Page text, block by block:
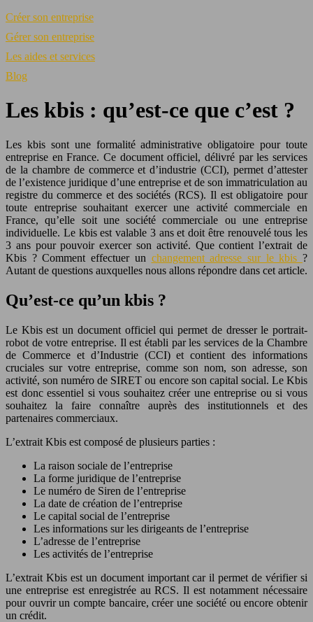
Créer son entreprise
Gérer son entreprise
Les aides et services
Blog
Les kbis : qu’est-ce que c’est ?
Les kbis sont une formalité administrative obligatoire pour toute
entreprise en France. Ce document officiel, délivré par les services
de la chambre de commerce et d’industrie (CCI), permet d’attester
de l’existence juridique d’une entreprise et de son immatriculation au
registre du commerce et des sociétés (RCS). Il est obligatoire pour
toute entreprise souhaitant exercer une activité commerciale en
France, qu’elle soit une société commerciale ou une entreprise
individuelle. Le kbis est valable 3 ans et doit être renouvelé tous les
3 ans pour pouvoir exercer son activité. Que contient l’extrait de
Kbis ? Comment effectuer un changement adresse sur le kbis ?
Autant de questions auxquelles nous allons répondre dans cet article.
Qu’est-ce qu’un kbis ?
Le Kbis est un document officiel qui permet de dresser le portrait-
robot de votre entreprise. Il est établi par les services de la Chambre
de Commerce et d’Industrie (CCI) et contient des informations
cruciales sur votre entreprise, comme son nom, son adresse, son
activité, son numéro de SIRET ou encore son capital social. Le Kbis
est donc essentiel si vous souhaitez créer une entreprise ou si vous
souhaitez la faire connaître auprès des institutionnels et des
partenaires commerciaux.
L’extrait Kbis est composé de plusieurs parties :
La raison sociale de l’entreprise
La forme juridique de l’entreprise
Le numéro de Siren de l’entreprise
La date de création de l’entreprise
Le capital social de l’entreprise
Les informations sur les dirigeants de l’entreprise
L’adresse de l’entreprise
Les activités de l’entreprise
L’extrait Kbis est un document important car il permet de vérifier si
une entreprise est enregistrée au RCS. Il est notamment nécessaire
pour ouvrir un compte bancaire, créer une société ou encore obtenir
un crédit.